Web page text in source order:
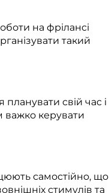
на фрілансі
такий
свій час і
важко керувати
самостійно, що
стимулів та